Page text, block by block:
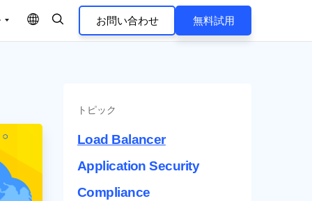
ス
できる柔軟なラ
Manager for
のセキュリティ
荷分散手法
ションファイアウォール (WAF)
ー負荷分散 (GSLB)
提携のメリット
お問い合わせ 無料試用
トピック
Load Balancer
Application Security
Compliance